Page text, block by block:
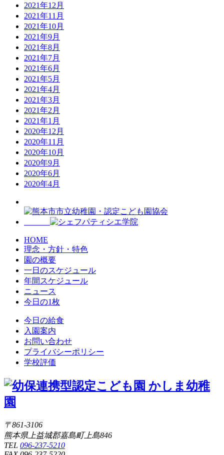
2021年12月
2021年11月
2021年10月
2021年9月
2021年8月
2021年7月
2021年6月
2021年5月
2021年4月
2021年3月
2021年2月
2021年1月
2020年12月
2020年11月
2020年10月
2020年9月
2020年6月
2020年4月
HOME
理念・方針・特色
園の概要
一日のスケジュール
年間スケジュール
ニュース
今日の1枚
今日の給食
入園案内
お問い合わせ
プライバシーポリシー
学校評価
〒861-3106
熊本県上益城郡嘉島町上島846
TEL 096-237-5210